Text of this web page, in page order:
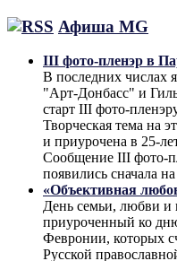
Афиша MG
III фото-пленэр в
В последних числах
"Арт-Донбасс" и
старт III фото-
Творческая тема на
и приурочена в 25-
Сообщение III фото-
появились
«Объективная
День семьи, любви и
приуроченный ко
Февронии, которых
Русской